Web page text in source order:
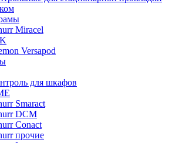
Miracel
Versapod
для шкафов
Smaract
DCM
Conact
прочие